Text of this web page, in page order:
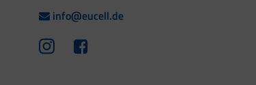
info@eucell.de